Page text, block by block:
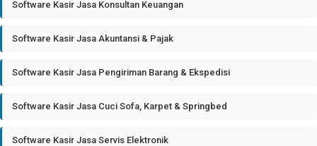
Software Kasir Jasa Konsultan Keuangan
Software Kasir Jasa Akuntansi & Pajak
Software Kasir Jasa Pengiriman Barang & Ekspedisi
Software Kasir Jasa Cuci Sofa, Karpet & Springbed
Software Kasir Jasa Servis Elektronik